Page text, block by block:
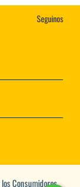
Seguinos
Consumidores.